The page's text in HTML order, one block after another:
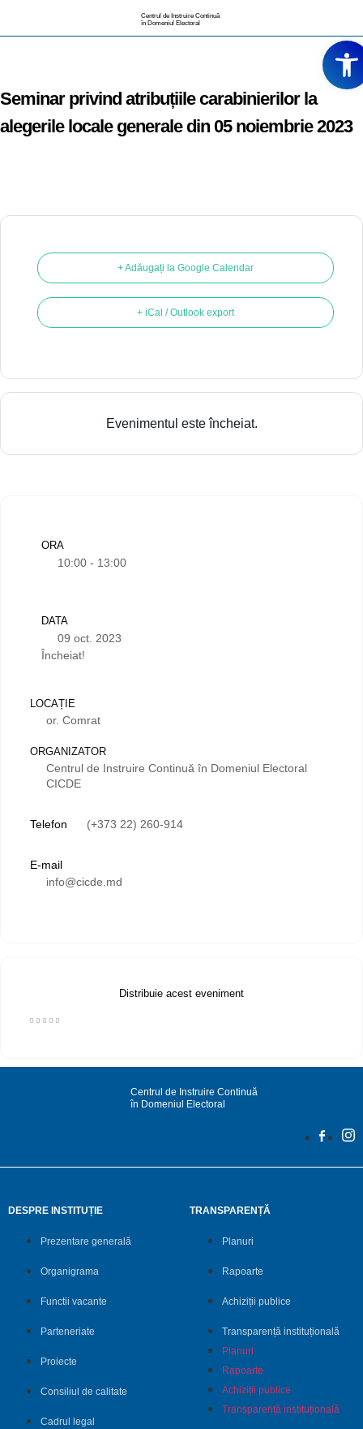
Centrul de Instruire Continuă
în Domeniul Electoral
Seminar privind atribuțiile carabinierilor la
alegerile locale generale din 05 noiembrie 2023
+ Adăugați la Google Calendar
+ iCal / Outlook export
Evenimentul este încheiat.
ORA
10:00 - 13:00
DATA
09 oct. 2023
Încheiat!
LOCAȚIE
or. Comrat
ORGANIZATOR
Centrul de Instruire Continuă în Domeniul Electoral
CICDE
Telefon (+373 22) 260-914
E-mail
info@cicde.md
Distribuie acest eveniment
Centrul de Instruire Continuă
în Domeniul Electoral
DESPRE INSTITUȚIE
Prezentare generală
Organigrama
Functii vacante
Parteneriate
Proiecte
Consiliul de calitate
Cadrul legal
TRANSPARENȚĂ
Planuri
Rapoarte
Achiziții publice
Transparență instituțională
Planuri
Rapoarte
Achiziții publice
Transparență instituțională